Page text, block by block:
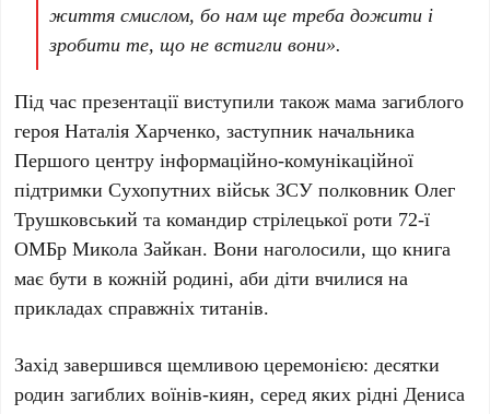
життя смислом, бо нам ще треба дожити і
зробити те, що не встигли вони».
Під час презентації виступили також мама загиблого
герояНаталія Харченко, заступник начальника
Першого центру інформаційно-комунікаційної
підтримки Сухопутних військ ЗСУ полковник Олег
Трушковський та командир стрілецької роти 72-ї
ОМБр Микола Зайкан. Вони наголосили, що книга
має бути в кожній родині, аби діти вчилися на
прикладах справжніх титанів.
Захід завершився щемливою церемонією: десятки
родин загиблих воїнів-киян, серед яких рідніДениса